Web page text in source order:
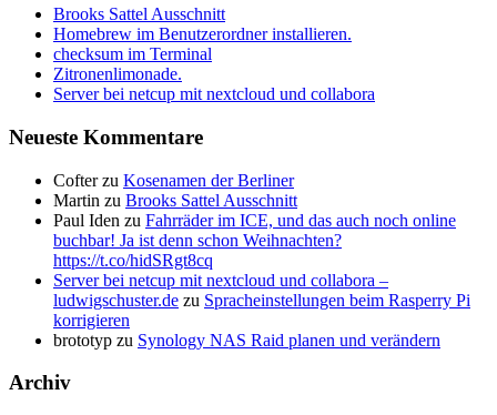
Brooks Sattel Ausschnitt
Homebrew im Benutzerordner installieren.
checksum im Terminal
Zitronenlimonade.
Server bei netcup mit nextcloud und collabora
Neueste Kommentare
Cofterzu Kosenamen der Berliner
Martin zu Brooks Sattel Ausschnitt
Paul Iden zu Fahrräder im ICE, und das auch noch online
buchbar! Ja ist denn schon Weihnachten?
https://t.co/hidSRgt8cq
Server bei netcup mit nextcloud und collabora –
ludwigschuster.de zu Spracheinstellungen beim Rasperry Pi
korrigieren
brototyp zu Synology NAS Raid planen und verändern
Archiv